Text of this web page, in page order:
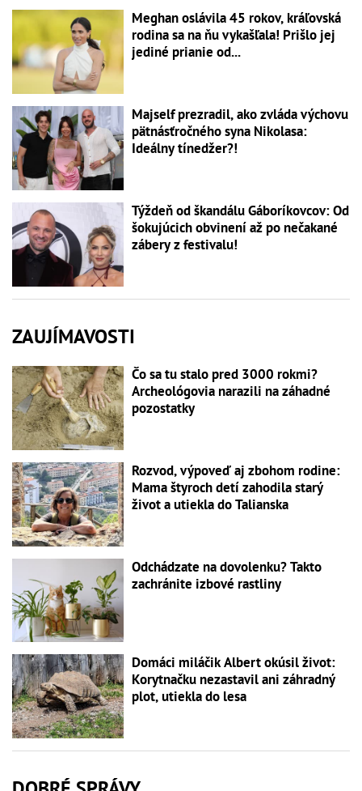
Meghan oslávila 45 rokov, kráľovská
rodina sa na ňu vykašľala! Prišlo jej
jediné prianie od...
Majself prezradil, ako zvláda výchovu
pätnásťročného syna Nikolasa:
Ideálny tínedžer?!
Týždeň od škandálu Gáboríkovcov: Od
šokujúcich obvinení až po nečakané
zábery z festivalu!
ZAUJÍMAVOSTI
Čo sa tu stalo pred 3000 rokmi?
Archeológovia narazili na záhadné
pozostatky
Rozvod, výpoveď aj zbohom rodine:
Mama štyroch detí zahodila starý
život a utiekla do Talianska
Odchádzate na dovolenku? Takto
zachránite izbové rastliny
Domáci miláčik Albert okúsil život:
Korytnačku nezastavil ani záhradný
plot, utiekla do lesa